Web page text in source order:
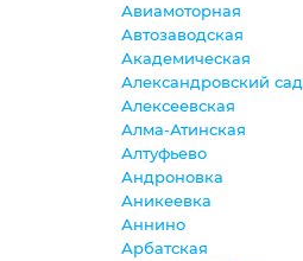
Авиамоторная
Автозаводская
Академическая
Александровский сад
Алексеевская
Алма-Атинская
Алтуфьево
Андроновка
Аникеевка
Аннино
Арбатская